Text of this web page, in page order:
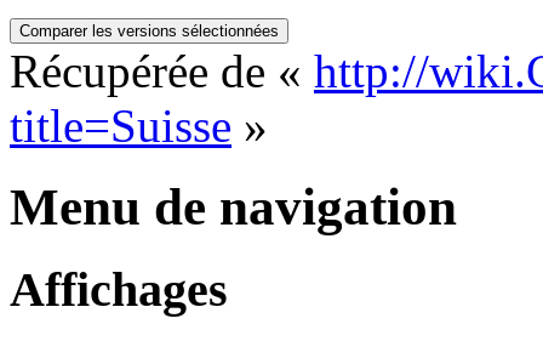
Récupérée de « http://
title=Suisse »
Menu de navigation
Affichages